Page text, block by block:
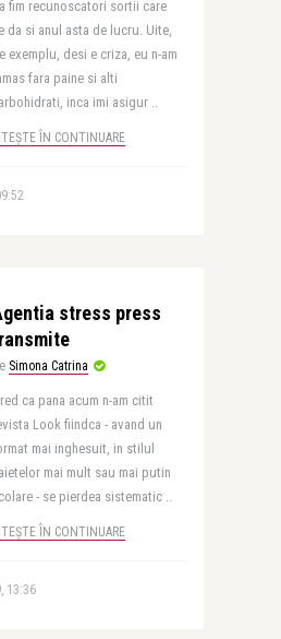
fim recunoscatori sortii care
da si anul asta de lucru. Uite,
exemplu, desi e criza, eu n-am
fara paine si alti
inca imi asigur ..
ÎN CONTINUARE
stress press
Simona Catrina
ca pana acum n-am citit
Look fiindca - avand un
mai inghesuit, in stilul
mai mult sau mai putin
- se pierdea sistematic ..
ÎN CONTINUARE
13:36